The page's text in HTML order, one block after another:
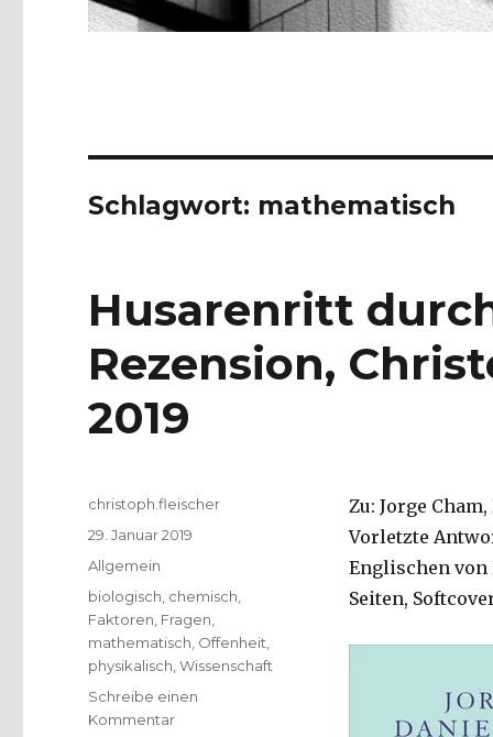
Schlagwort: mathematisch
Husarenritt
Rezension,
2019
Zu: Jorge
Vorletzte
Englischen von
Seiten,
Autor
christoph.fleischer
Veröffentlicht
am
29. Januar 2019
Kategorien
Allgemein
Schlagwörter
biologisch chemisch
Faktoren Fragen
mathematisch Offenheit
physikalisch ,Wissenschaft
Schreibe einen
Kommentarzu